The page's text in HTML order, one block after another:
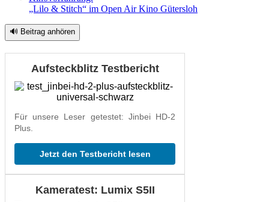
„Lilo & Stitch“ im Open Air Kino Gütersloh
🔊 Beitrag anhören
Aufsteckblitz Testbericht
Für unsere Leser getestet: Jinbei HD-2
Plus.
Jetzt den Testbericht lesen
Kameratest: Lumix S5II